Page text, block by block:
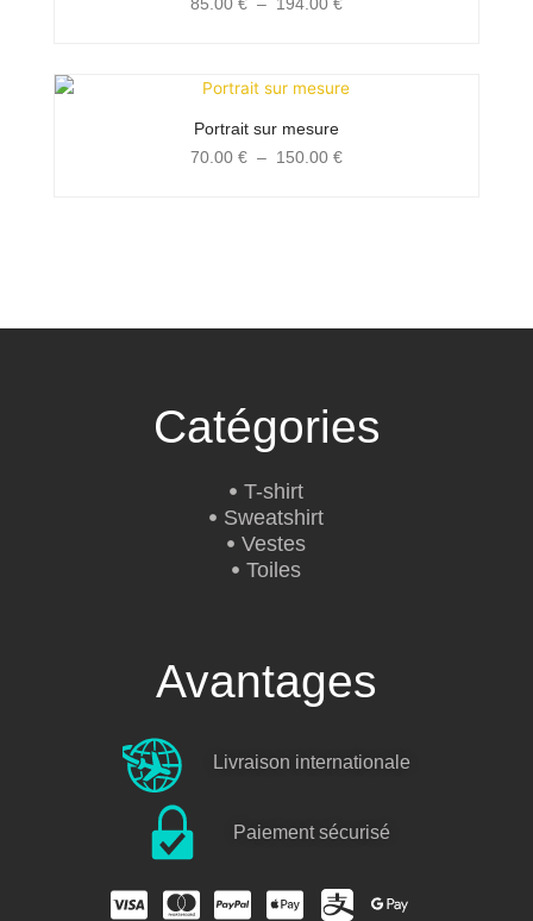
à
Portrait sur mesure
70.00 € – 150.00 €
Plage
à
Catégories
T-shirt
Sweatshirt
Vestes
Toiles
Avantages
Livraison internationale
Paiement sécurisé